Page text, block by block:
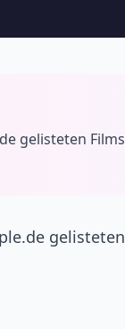
gelisteten